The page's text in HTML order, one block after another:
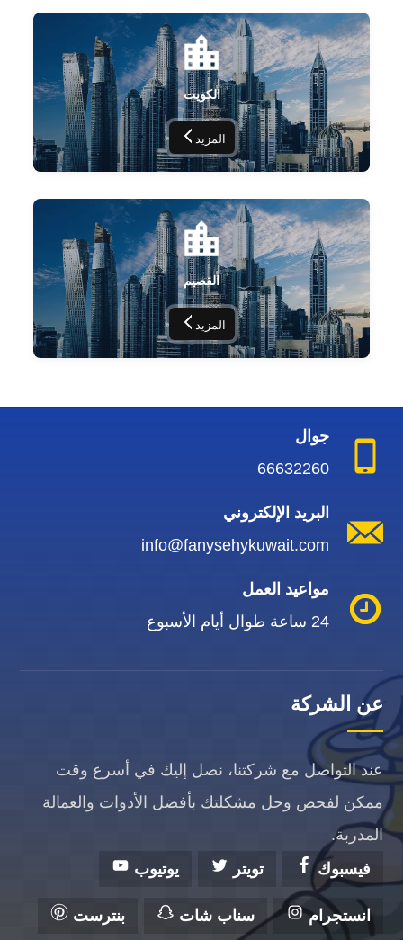
الكويت
المزيد
القصيم
المزيد
جوال
66632260
البريد الإلكتروني
info@fanysehykuwait.com
مواعيد العمل
24 ساعة طوال أيام الأسبوع
عن الشركة
عند التواصل مع شركتنا، نصل إليك في أسرع وقت
ممكن لفحص وحل مشكلتك بأفضل الأدوات والعمالة
المدربة.
فيسبوك
تويتر يوتيوب
انستجرام سناب شات بنترست